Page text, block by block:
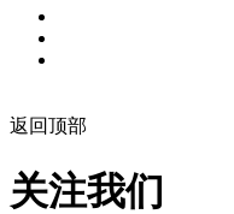
返回顶部
关注我们